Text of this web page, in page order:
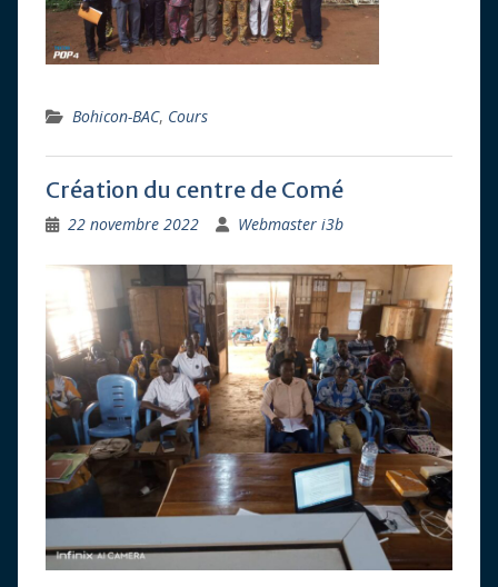
Bohicon-BAC, Cours
Création du centre de Comé
22 novembre 2022 Webmaster i3b